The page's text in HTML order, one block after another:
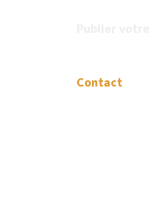
Contact